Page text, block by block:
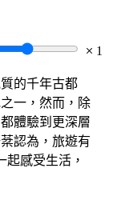
1
的千年古都
一，然而，除
體驗到更深層
認為，旅遊有
起感受生活，